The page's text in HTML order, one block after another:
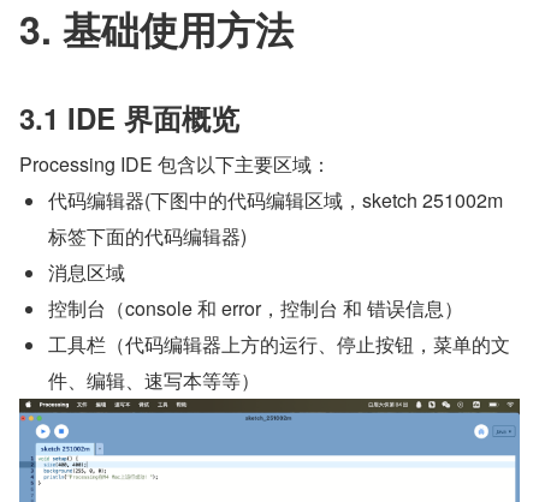
3. 基础使用方法
3.1 IDE 界面概览
Processing IDE 包含以下主要区域：
代码编辑器(下图中的代码编辑区域，sketch 251002m
标签下面的代码编辑器)
消息区域
控制台（console 和 error，控制台 和 错误信息）
工具栏（代码编辑器上方的运行、停止按钮，菜单的文
件、编辑、速写本等等）